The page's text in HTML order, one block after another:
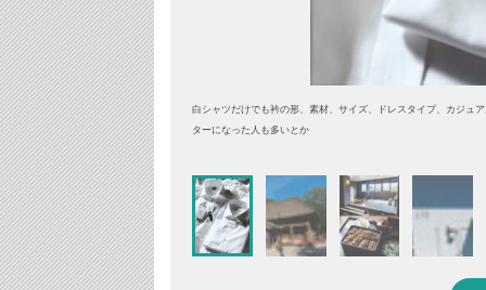
白シャツだけでも衿の形、素材、サイズ、ドレスタイプ、カジュ
ターになった人も多いとか